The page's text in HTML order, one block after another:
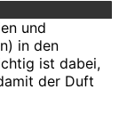
und
in den
ist dabei,
der Duft